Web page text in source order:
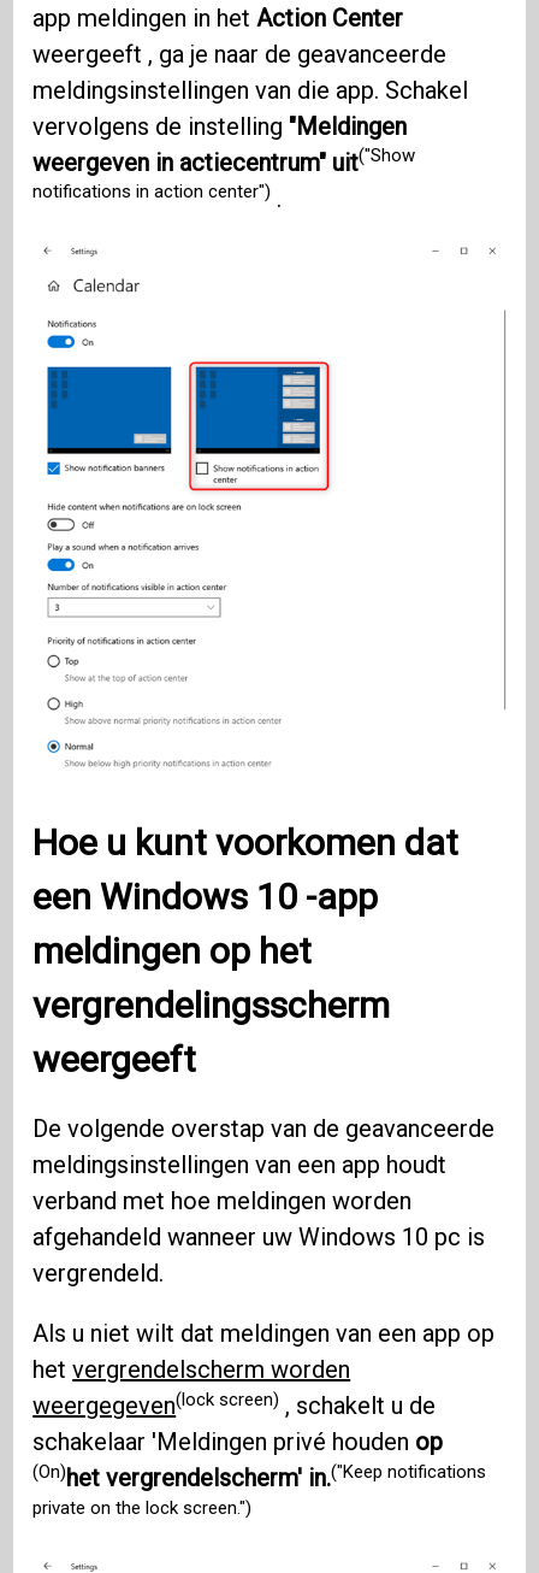
app meldingen in het Action Center
weergeeft , ga je naar de geavanceerde
meldingsinstellingen van die app. Schakel
vervolgens de instelling "Meldingen
weergeven in actiecentrum" uit("Show
notifications in action center") .
Hoe u kunt voorkomen dat
eenWindows 10 -app
meldingen op het
vergrendelingsscherm
weergeeft
De volgende overstap van de geavanceerde
meldingsinstellingen van een app houdt
verband met hoe meldingen worden
afgehandeld wanneer uw Windows 10 pc is
vergrendeld.
Als u niet wilt dat meldingen van een app op
hetvergrendelscherm worden
weergegeven(lock screen) , schakelt u de
schakelaar 'Meldingen privé houden op
(On) het vergrendelscherm' in.("Keep notifications
private on the lock screen.")